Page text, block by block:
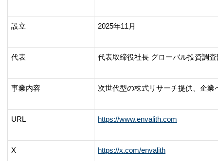
設立 2025年11月
代表 代表取締役社長 グローバル投資調
事業内容 次世代型の株式リサーチ提供、企業
URL https://www.envalith.com
X https://x.com/envalith